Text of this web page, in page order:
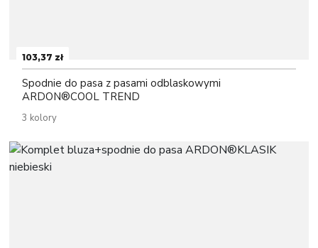
103,37 zł
Spodnie do pasa z pasami odblaskowymi
ARDON®COOL TREND
3 kolory